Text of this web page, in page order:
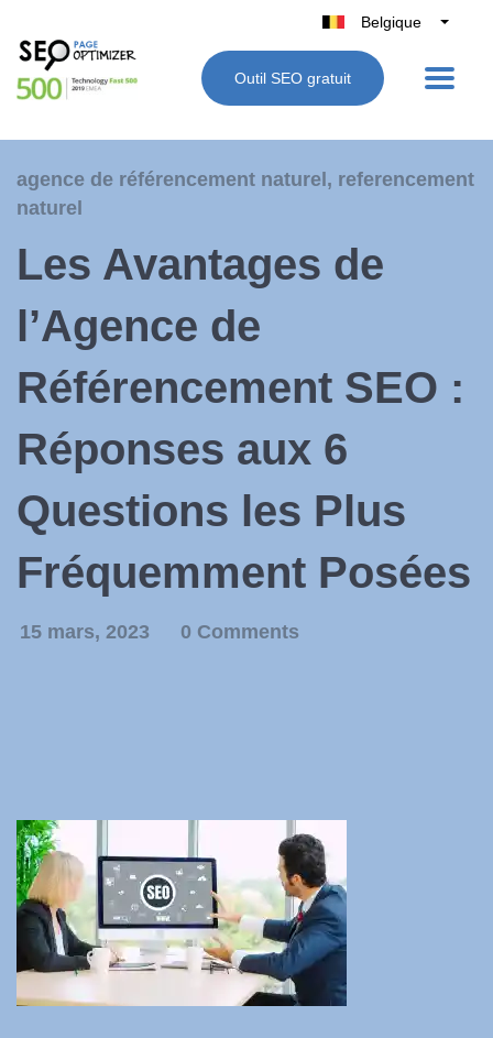
Belgique
België
Nederland
Italie
Outil SEO gratuit
agence de référencement naturel , referencement
naturel
Les Avantages de
l’Agence de
Référencement SEO :
Réponses aux 6
Questions les Plus
Fréquemment Posées
15 mars, 2023 0 Comments